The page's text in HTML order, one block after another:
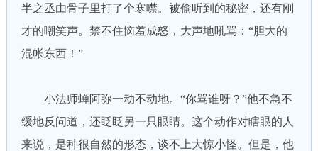
半之丞由骨子里打了个寒噤。被偷听到的秘密，还有刚
才的嘲笑声。禁不住恼羞成怒，大声地吼骂：“胆大的
混帐东西！”
小法师蝉阿弥一动不动地。“你骂谁呀？”他不急不
缓地反问道，还眨眨另一只眼睛。这个动作对瞎眼的人
来说，是种很自然的形态，谈不上大惊小怪。但是，他